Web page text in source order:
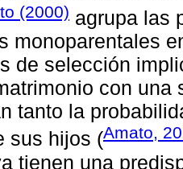
(2000) agrupa las
monoparentales
de selección
con una
tanto la
sus hijos (Amato,
tienen una